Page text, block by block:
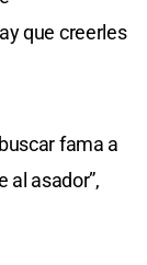
que creerles
fama a
al asador”,